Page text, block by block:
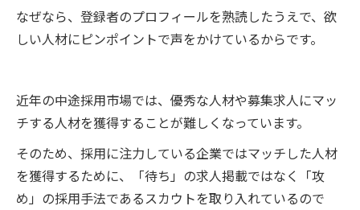
なぜなら、登録者のプロフィールを熟読したうえで、欲
しい人材にピンポイントで声をかけているからです。
近年の中途採用市場では、優秀な人材や募集求人にマッ
チする人材を獲得することが難しくなっています。
そのため、採用に注力している企業ではマッチした人材
を獲得するために、「待ち」の求人掲載ではなく「攻
め」の採用手法であるスカウトを取り入れているので